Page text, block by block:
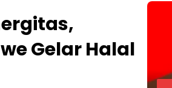
Gelar Halal